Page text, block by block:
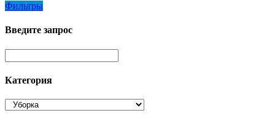
Фильтры
Введите запрос
Категория